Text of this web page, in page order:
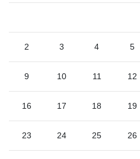
2 3 4 5
9 10 11 12
16 17 18 19
23 24 25 26